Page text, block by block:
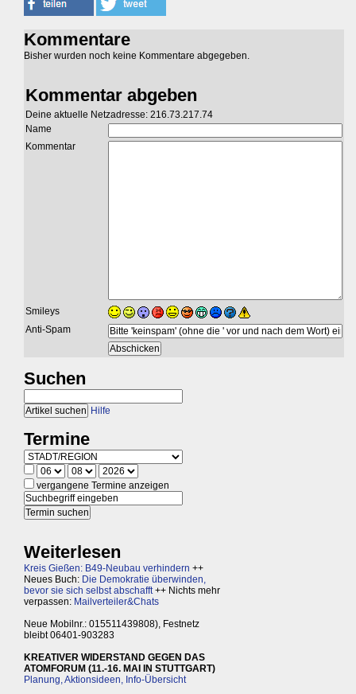
Kommentare
Bisher wurden noch keine Kommentare abgegeben.
Kommentar abgeben
Deine aktuelle Netzadresse: 216.73.217.74
Name
Kommentar
Smileys
Anti-Spam
Suchen
Hilfe
Termine
vergangene Termine anzeigen
Weiterlesen
Kreis Gießen: B49-Neubau verhindern ++
Neues Buch: Die Demokratie überwinden,
bevor sie sich selbst abschafft++ Nichts mehr
verpassen: Mailverteiler&Chats
Neue Mobilnr.: 015511439808), Festnetz
bleibt 06401-903283
KREATIVER WIDERSTAND GEGEN DAS
ATOMFORUM (11.-16. MAI IN STUTTGART)
Planung, Aktionsideen, Info-Übersicht